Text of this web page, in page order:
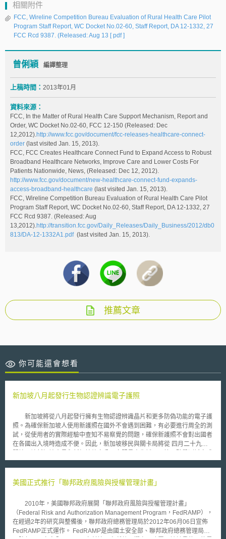
相關附件
FCC, Wireline Competition Bureau Evaluation of Rural Health Care Pilot
Program Staff Report, WC Docket No.02-60, Staff Report, DA 12-1332, 27
FCC Rcd 9387. (Released: Aug 13 [ pdf ]
曾俐穎 編譯整理
上稿時間： 2013年01月
資料來源：
FCC, In the Matter of Rural Health Care Support Mechanism, Report and
Order, WC Docket No.02-60, FCC 12-150 (Released: Dec
12,2012). http://www.fcc.gov/document/fcc-releases-healthcare-connect-
order (last visited Jan. 15, 2013).
FCC, FCC Creates Healthcare Connect Fund to Expand Access to Robust
Broadband Healthcare Networks, Improve Care and Lower Costs For
Patients Nationwide, News, (Released: Dec 12, 2012).
http://www.fcc.gov/document/new-healthcare-connect-fund-expands-
access-broadband-healthcare (last visited Jan. 15, 2013).
FCC, Wireline Competition Bureau Evaluation of Rural Health Care Pilot
Program Staff Report, WC Docket No.02-60, Staff Report, DA 12-1332, 27
FCC Rcd 9387. (Released: Aug
13,2012). http://transition.fcc.gov/Daily_Releases/Daily_Business/2012/db0
813/DA-12-1332A1.pdf(last visited Jan. 15, 2013).
推薦文章
你可能還會想看
新加坡八月起發行生物認證辨識電子護照
新加坡將從八月起發行擁有生物認證辨識晶片和更多防偽功能的電子護
照。為確保新加坡人使用新護照在國外不會遇到困難，有必要進行周全的測
試，從使用者的實際經驗中查知不易察覺的問題，確保新護照不會對出國者
在各國出入境時造成不便。因此，新加坡移民與關卡局將從 四月二十九日
後，移民與關卡局將全面推廣電子護照，所有在今年八月以後發出的護照，
對新加坡電子護照進行測試，以便在新加坡推出電子護照時，外國的入境處
五日 結束。如果測試進展順利，相關國家的機場都將安裝可以判讀電子護
照的儀器，蓋唯有各國都安裝相關系統配合運作，電子護照才能發揮功效。
目前，美國已經確認新加坡電子護照符合美國免簽證入境第二級認證，這意
味著美國國土安全部測試證實新加坡電子護照與美國的護照判讀儀器相容。
美國正式推行「聯邦政府風險與授權管理計畫」
2010年，美國聯邦政府展開「聯邦政府風險與授權管理計畫」
（Federal Risk and Authorization Management Program，FedRAMP），
在經過2年的研究與整備後，聯邦政府總務管理局於2012年06月06日宣佈
FedRAMP正式運作。 FedRAMP是由國土安全部、聯邦政府總務管理局、